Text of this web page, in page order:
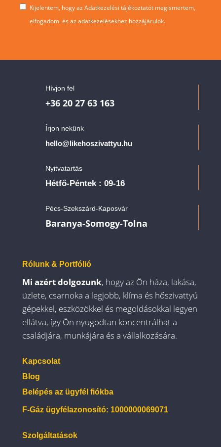
Kijelentem, hogy az Adatkezelési tájékoztatót megismertem,
elfogadom. és az adatkezelésekhez hozzájárulok.
Hívjon fel
+36 20 27 63 163
Írjon nekünk
hello@likehoszivattyu.hu
Nyitvatartás
Hétfő-Péntek : 09-16
Pécs-Szekszárd-Kaposvár
Baranya-Somogy-Tolna
Rólunk & Portfólió
Mi azért dolgozunk, hogy az Ön háza, lakása,
üzlete, csarnoka a legjobb, klíma és hőszivattyú
gépekkel, eszközökkel és megoldásokkal legyen
ellátva, így Ön nyugodtan koncentrálhat a
családjára, munkájára és a vállalkozására.
Kapcsolat
Blog
Belépés az ügyfél fiókba
F-Gáz ügyfélazonosító: 1000000069071
Szolgáltatások